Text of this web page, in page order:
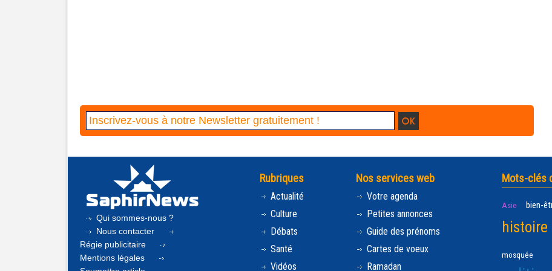
Qui sommes-nous ?
Nous contacter
Régie publicitaire
Mentions légales
Rubriques
Actualité
Culture
Débats
Santé
Vidéos
Nos services web
Votre agenda
Petites annonces
Guide des prénoms
Cartes de voeux
Ramadan
Mots-clés
Asie bien-
histoire
mosquée